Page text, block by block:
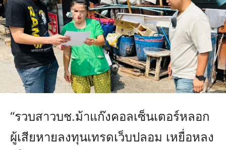
“รวบสาวบช.ม้าแก๊งคอลเซ็นเตอร์หลอก
ผู้เสียหายลงทุนเทรดเว็บปลอม เหยื่อหลง